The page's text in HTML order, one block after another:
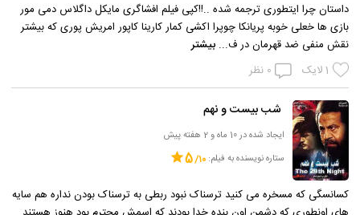
داستان چرا ایتطوری ترجمه شده ..!!کپی فیلم افشاگری مایکل داگلاس دمی مور
بازی ها خعلی خوبه پریانکا چوپرا اکشی کمار کارینا کاپور امریش پوری که بیشتر
نقش منفی ضد قهرمان در ف...بیشتر
1لایک 0 نظر
شب بیست و نهم
ایجاد شده در 10 ماه و 2 هفته پیش
ستاره نویسنده به فیلم:
5
کسانسگی که مسخره می کنید ترسناک نبود ربطی به ترسناک بودن نداره هم سایه